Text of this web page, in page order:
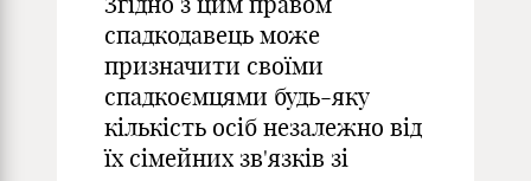
спадкодавець може
призначити своїми
спадкоємцями будь-яку
кількість осіб незалежно від
їх сімейних зв'язків зі